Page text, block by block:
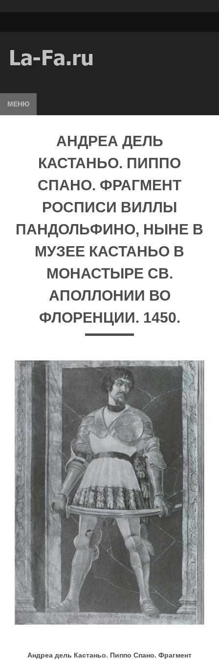
МЕНЮ
АНДРЕА ДЕЛЬ
КАСТАНЬО. ПИППО
СПАНО. ФРАГМЕНТ
РОСПИСИ ВИЛЛЫ
ПАНДОЛЬФИНО, НЫНЕ В
МУЗЕЕ КАСТАНЬО В
МОНАСТЫРЕ СВ.
АПОЛЛОНИИ ВО
ФЛОРЕНЦИИ. 1450.
Андреа дель Кастаньо. Пиппо Спано. Фрагмент